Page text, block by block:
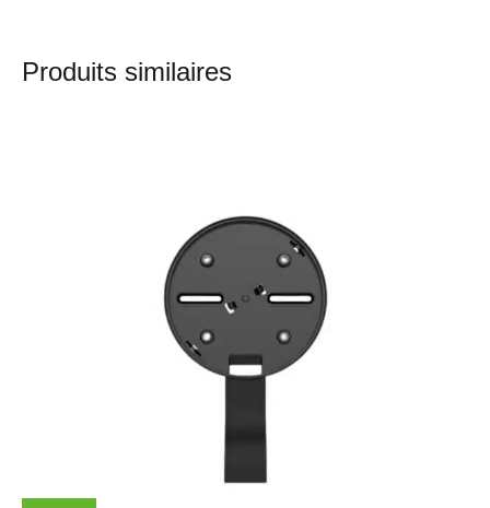
Produits similaires